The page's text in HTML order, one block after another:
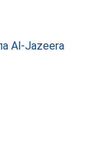
Al-Jazeera